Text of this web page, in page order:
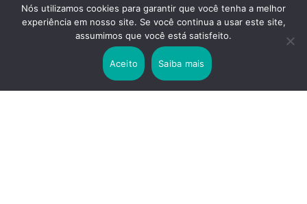
2 years ago
Lei Rouanet e Petrobras financiam evento em
que Lula pediu votos para Boulos
Nós utilizamos cookies para garantir que você tenha a melhor
experiência em nosso site. Se você continua a usar este site,
assumimos que você está satisfeito.
Aceito Saiba mais